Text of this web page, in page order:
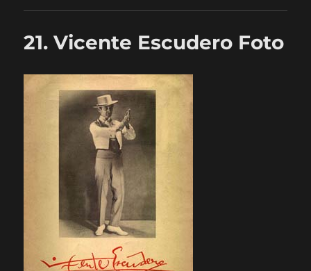
21. Vicente Escudero Foto